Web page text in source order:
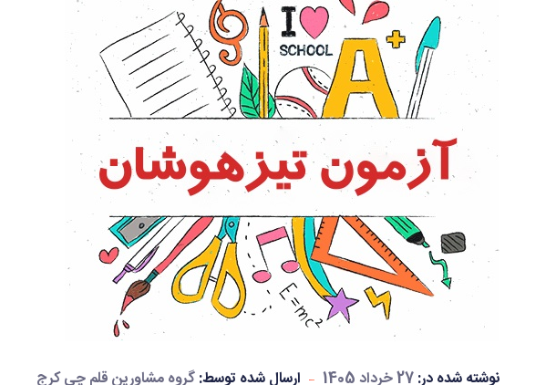
نوشته شده در:27 خرداد 1405 ارسال شده توسط:گروه مشاورین قلم چی کرج